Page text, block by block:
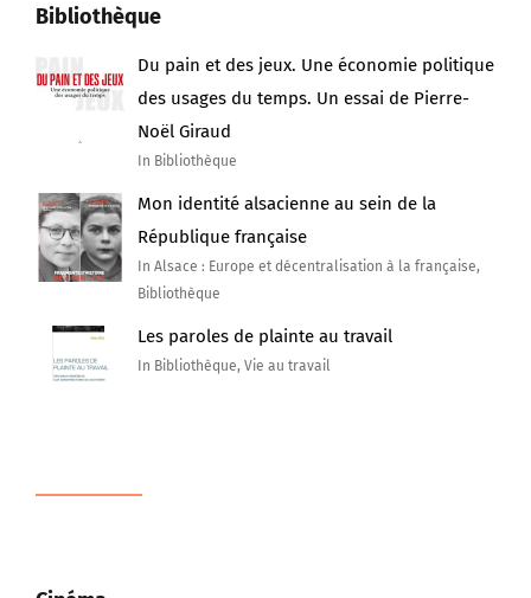
Bibliothèque
Du pain et des jeux. Une économie politique
des usages du temps. Un essai de Pierre-
Noël Giraud
In Bibliothèque
Mon identité alsacienne au sein de la
République française
In Alsace : Europe et décentralisation à la française,
Bibliothèque
Les paroles de plainte au travail
In Bibliothèque, Vie au travail